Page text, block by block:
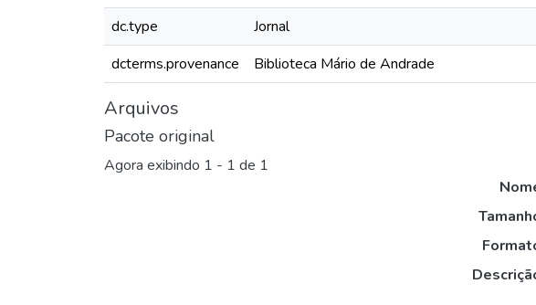
dc.type
Jornal
dcterms.provenance
Biblioteca Mário de Andrade
Arquivos
Pacote original
Agora exibindo 1 - 1 de 1